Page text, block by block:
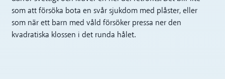
som att försöka bota en svår sjukdom med plåster, eller
som när ett barn med våld försöker pressa ner den
kvadratiska klossen i det runda hålet.